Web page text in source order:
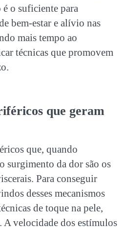
o suficiente para
bem-estar e alívio nas
mais tempo ao
técnicas que promovem
que geram
que, quando
surgimento da dor são os
Para conseguir
desses mecanismos
de toque na pele,
A velocidade dos estímulos